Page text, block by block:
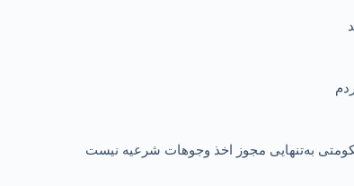
به‌تنهایی مجوز اخذ وجوهات شرعیه نیست